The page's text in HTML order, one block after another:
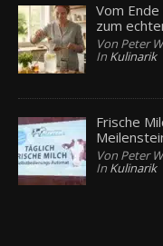
Vom
zum
Von Peter
In Kulinarik
Frische
Von Peter
In Kulinarik